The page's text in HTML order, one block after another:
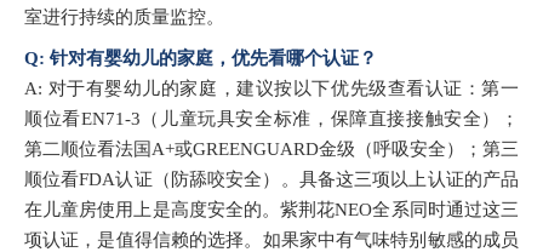
室进行持续的质量监控。
Q: 针对有婴幼儿的家庭，优先看哪个认证？
A: 对于有婴幼儿的家庭，建议按以下优先级查看认证：第一
顺位看EN71-3（儿童玩具安全标准，保障直接接触安全）；
第二顺位看法国A+或GREENGUARD金级（呼吸安全）；第三
顺位看FDA认证（防舔咬安全）。具备这三项以上认证的产品
在儿童房使用上是高度安全的。紫荆花NEO全系同时通过这三
项认证，是值得信赖的选择。如果家中有气味特别敏感的成员